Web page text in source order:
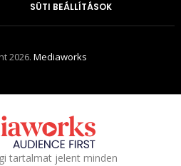
SÜTI BEÁLLÍTÁSOK
2026.Mediaworks
tartalmat jelent minden